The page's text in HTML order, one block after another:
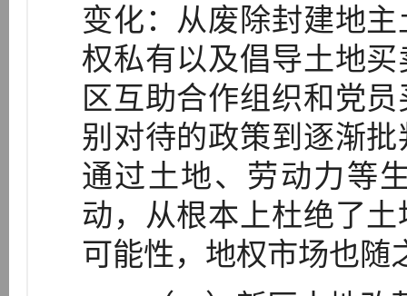
变化：从废除封建地
权私有以及倡导土地
区互助合作组织和党
别对待的政策到逐渐
通过土地、劳动力等
动，从根本上杜绝了
可能性，地权市场也随